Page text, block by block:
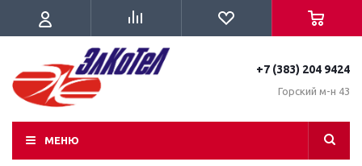
+7 (383) 204 9424
Горский м-н 43
МЕНЮ